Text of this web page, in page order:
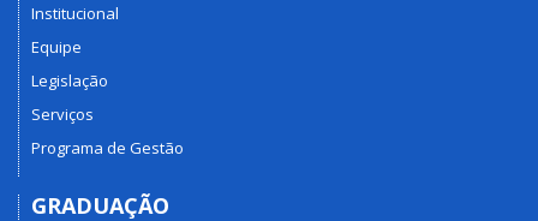
Institucional
Equipe
Legislação
Serviços
Programa de Gestão
GRADUAÇÃO